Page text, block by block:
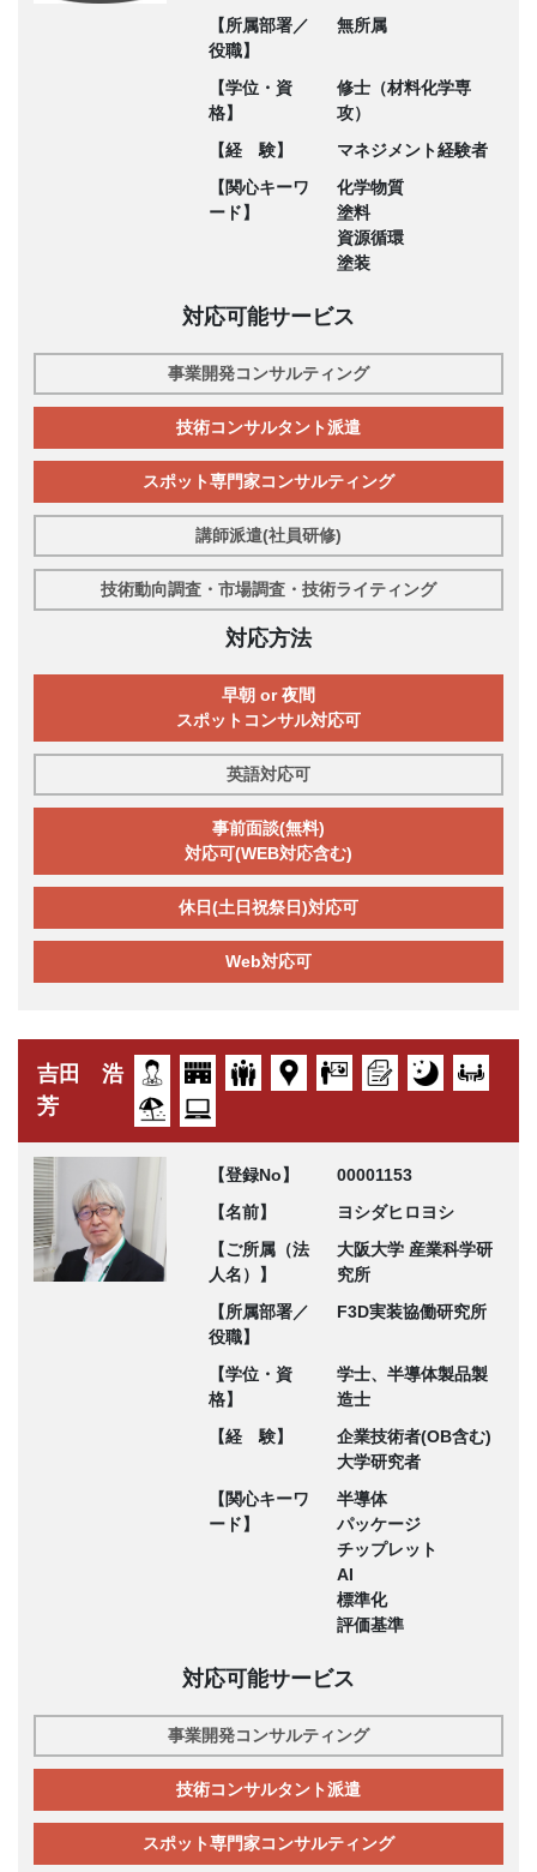
【所属部署／
役職】
無所属
【学位・資
格】
修士（材料化学専
攻）
【経 験】
マネジメント経験者
【関心キーワ
ード】
化学物質
塗料
資源循環
塗装
対応可能サービス
事業開発コンサルティング
技術コンサルタント派遣
スポット専門家コンサルティング
講師派遣(社員研修)
技術動向調査・市場調査・技術ライティング
対応方法
早朝 or 夜間
スポットコンサル対応可
英語対応可
事前面談(無料)
対応可(WEB対応含む)
休日(土日祝祭日)対応可
Web対応可
吉田 浩
芳
【登録No】
00001153
【名前】
ヨシダヒロヨシ
【ご所属（法
人名）】
大阪大学 産業科学研
究所
【所属部署／
役職】
F3D実装協働研究所
【学位・資
格】
学士、半導体製品製
造士
【経 験】
企業技術者(OB含む)
大学研究者
【関心キーワ
ード】
半導体
パッケージ
チップレット
AI
標準化
評価基準
対応可能サービス
事業開発コンサルティング
技術コンサルタント派遣
スポット専門家コンサルティング